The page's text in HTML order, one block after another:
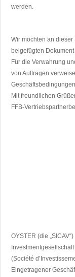
werden.
Wir möchten an
beigefügten
Für die Verwahrung
von Aufträgen
Mit freundlichen
FFB-
OYSTER (die „SICAV“)
(Société
Eingetragener